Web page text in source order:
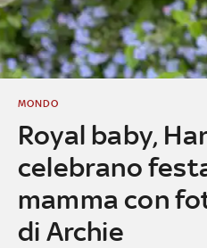
Royal baby,
celebrano
mamma con
di Archie
MONDO